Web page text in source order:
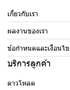
เกี่ยวกับเรา
ผลงานของเรา
ข้อกำหนดและเงื่อนไข
บริการลูกค้า
ดาวโหลด